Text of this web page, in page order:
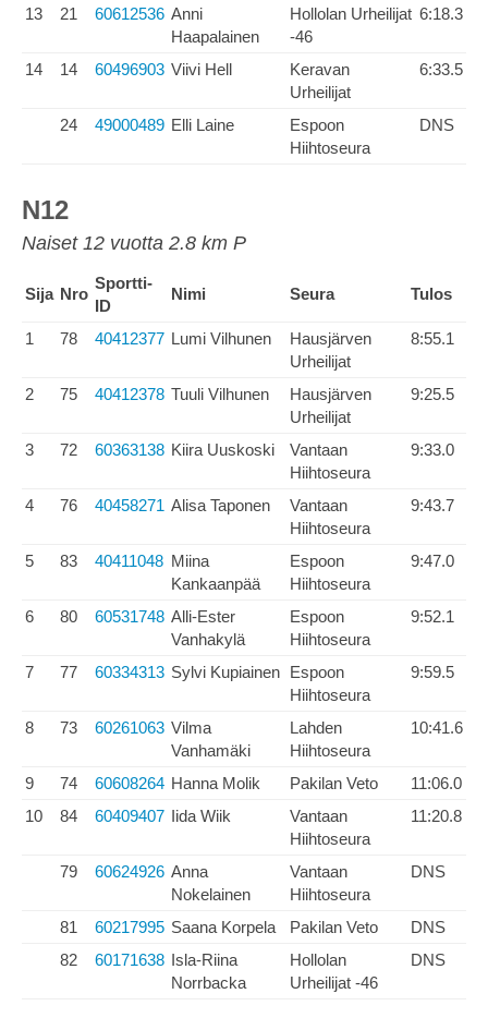
13
21 60612536 Anni
Haapalainen
Hollolan Urheilijat
-46
6:18.3
14 14 60496903 Viivi Hell
Keravan
Urheilijat
6:33.5
24 49000489 Elli Laine
Espoon
Hiihtoseura
DNS
N12
Naiset 12 vuotta 2.8 km P
Sija Nro
Sportti-
ID
Nimi Seura Tulos
1 78 40412377 Lumi Vilhunen
Hausjärven
Urheilijat
8:55.1
2 75 40412378 Tuuli Vilhunen
Hausjärven
Urheilijat
9:25.5
3 72 60363138 Kiira Uuskoski
Vantaan
Hiihtoseura
9:33.0
4 76 40458271 Alisa Taponen
Vantaan
Hiihtoseura
9:43.7
5 83 40411048 Miina
Kankaanpää
Espoon
Hiihtoseura
9:47.0
6 80 60531748 Alli-Ester
Vanhakylä
Espoon
Hiihtoseura
9:52.1
7 77 60334313 Sylvi Kupiainen Espoon
Hiihtoseura
9:59.5
8 73 60261063 Vilma
Vanhamäki
Lahden
Hiihtoseura
10:41.6
9 74 60608264 Hanna Molik Pakilan Veto
11:06.0
10
84 60409407 Iida Wiik
Vantaan
Hiihtoseura
11:20.8
79 60624926 Anna
Nokelainen
Vantaan
Hiihtoseura
DNS
81 60217995 Saana Korpela Pakilan Veto
DNS
82
60171638 Isla-Riina
Norrbacka
Hollolan
Urheilijat -46
DNS